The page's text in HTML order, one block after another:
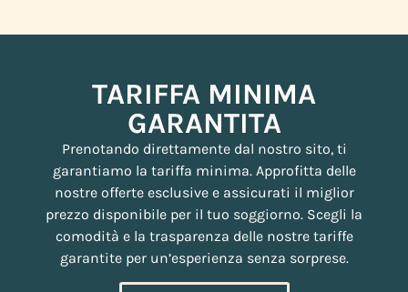
TARIFFA MINIMA
GARANTITA
Prenotando direttamente dal nostro sito, ti
garantiamo la tariffa minima. Approfitta delle
nostre offerte esclusive e assicurati il miglior
prezzo disponibile per il tuo soggiorno. Scegli la
comodità e la trasparenza delle nostre tariffe
garantite per un’esperienza senza sorprese.